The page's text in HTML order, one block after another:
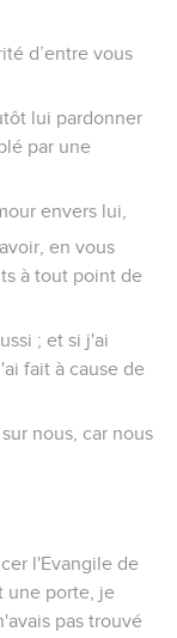
d’entre vous
lui pardonner
par une
envers lui,
en vous
à tout point de
; et si j'ai
fait à cause de
nous, car nous
l'Evangile de
une porte, je
pas trouvé